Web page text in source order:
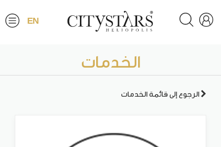
EN
الخدمات
الرجوع إلى قائمة الخدمات